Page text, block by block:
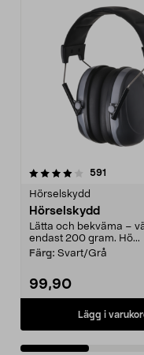
591
Hörselskydd
Hörselskydd
Lätta och bekväma –
endast 200 gram. Hö...
Färg: Svart/Grå
99,90
Lägg i
5.0 av 5 stjärnor